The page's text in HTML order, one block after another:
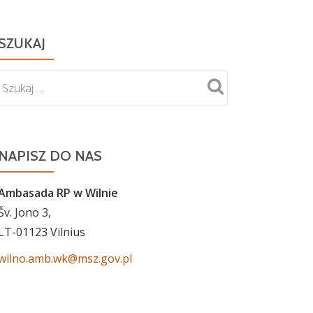
DO NAS
RP w Wilnie
Jono 3,
01123 Vilnius